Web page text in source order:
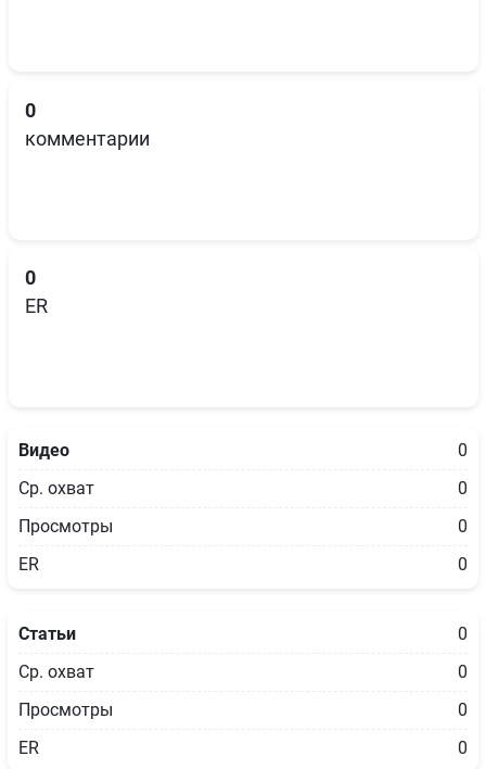
0
комментарии
0
ER
Видео
0
Ср. охват
0
Просмотры
0
ER
0
Статьи
0
Ср. охват
0
Просмотры
0
ER
0